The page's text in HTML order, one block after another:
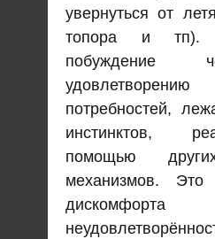
увернуться от
топора и тп).
побуждение
потребностей,
инстинктов,
помощью
механизмов. Это